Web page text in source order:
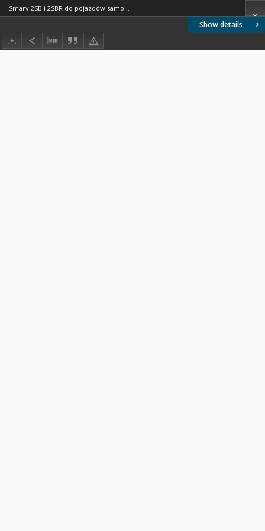
Show details
Smary 2SB i 2SBR do pojazdów samochodowych BN-72/0536-14